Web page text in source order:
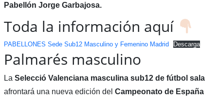
Pabellón Jorge Garbajosa.
Toda la información aquí
PABELLONES Sede Sub12 Masculino y Femenino Madrid Descarga
Palmarés masculino
La Selecció Valenciana masculina sub12 de fútbol sala
afrontará una nueva edición del Campeonato de España